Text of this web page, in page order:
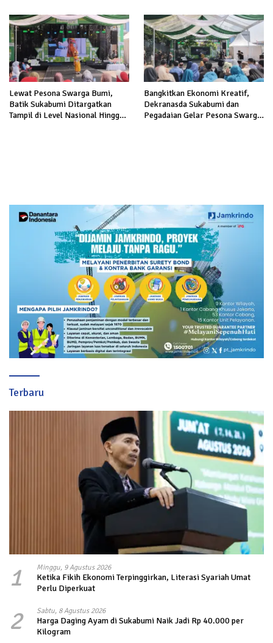
Lewat Pesona Swarga Bumi,
Batik Sukabumi Ditargatkan
Tampil di Level Nasional Hingga
Bangkitkan Ekonomi Kreatif,
Dekranasda Sukabumi dan
Pegadaian Gelar Pesona Swarga
Terbaru
1 Minggu, 9 Agustus 2026
Ketika Fikih Ekonomi Terpinggirkan, Literasi Syariah Umat
Perlu Diperkuat
2 Sabtu, 8 Agustus 2026
Harga Daging Ayam di Sukabumi Naik Jadi Rp 40.000 per
Kilogram